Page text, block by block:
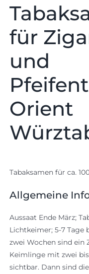
für
und
Orient
Tabaksamen für ca.
Allgemeine
Aussaat Ende März;
Lichtkeimer; 5-7 Tage
zwei Wochen sind ein
Keimlinge mit zwei
sichtbar. Dann sind